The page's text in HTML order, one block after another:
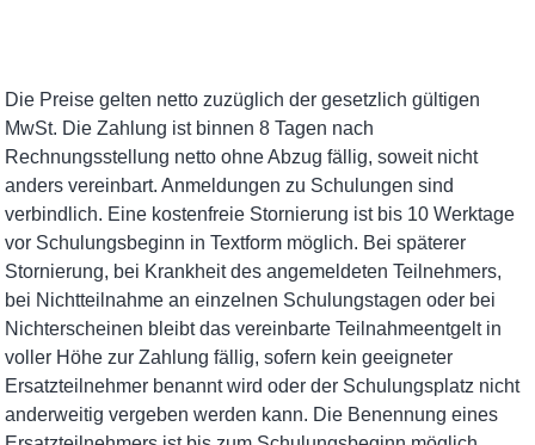
Die Preise gelten netto zuzüglich der gesetzlich gültigen
MwSt. Die Zahlung ist binnen 8 Tagen nach
Rechnungsstellung netto ohne Abzug fällig, soweit nicht
anders vereinbart. Anmeldungen zu Schulungen sind
verbindlich. Eine kostenfreie Stornierung ist bis 10 Werktage
vor Schulungsbeginn in Textform möglich. Bei späterer
Stornierung, bei Krankheit des angemeldeten Teilnehmers,
bei Nichtteilnahme an einzelnen Schulungstagen oder bei
Nichterscheinen bleibt das vereinbarte Teilnahmeentgelt in
voller Höhe zur Zahlung fällig, sofern kein geeigneter
Ersatzteilnehmer benannt wird oder der Schulungsplatz nicht
anderweitig vergeben werden kann. Die Benennung eines